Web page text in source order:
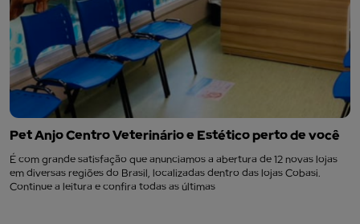
Pet Anjo Centro Veterinário e Estético perto de você
É com grande satisfação que anunciamos a abertura de 12 novas lojas
em diversas regiões do Brasil, localizadas dentro das lojas Cobasi.
Continue a leitura e confira todas as últimas